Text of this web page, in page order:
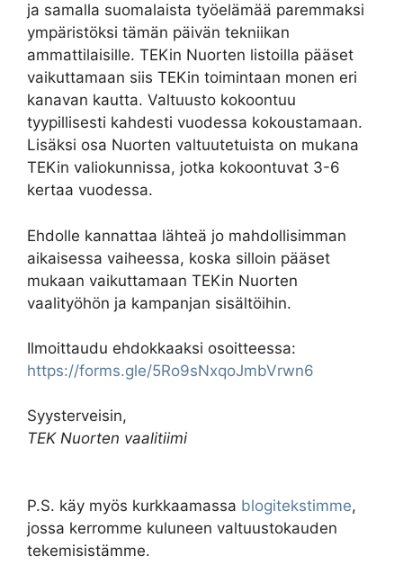
ja samalla suomalaista työelämää paremmaksi
ympäristöksi tämän päivän tekniikan
ammattilaisille. TEKin Nuorten listoilla pääset
vaikuttamaan siis TEKin toimintaan monen eri
kanavan kautta. Valtuusto kokoontuu
tyypillisesti kahdesti vuodessa kokoustamaan.
Lisäksi osa Nuorten valtuutetuista on mukana
TEKin valiokunnissa, jotka kokoontuvat 3-6
kertaa vuodessa.
Ehdolle kannattaa lähteä jo mahdollisimman
aikaisessa vaiheessa, koska silloin pääset
mukaan vaikuttamaan TEKin Nuorten
vaalityöhön ja kampanjan sisältöihin.
Ilmoittaudu ehdokkaaksi osoitteessa:
https://forms.gle/5Ro9sNxqoJmbVrwn6
Syysterveisin,
TEK Nuorten vaalitiimi
P.S. käy myös kurkkaamassa blogitekstimme,
jossa kerromme kuluneen valtuustokauden
tekemisistämme.